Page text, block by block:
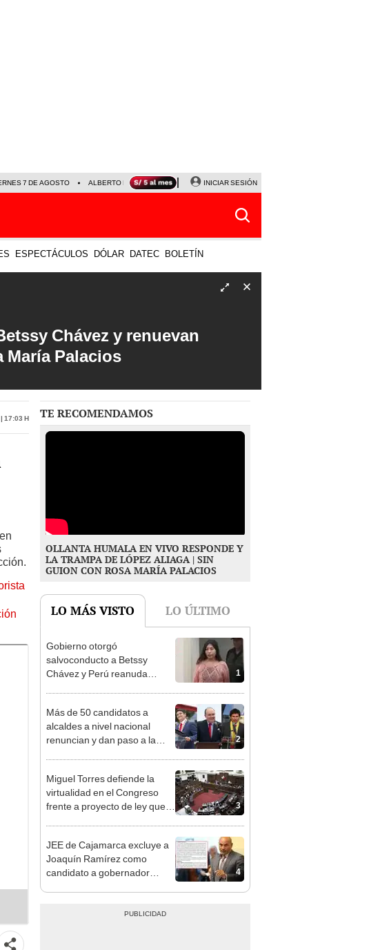
7 DE AGOSTO ALBERTO BENAVIDES NALDY SALDAÑA
INICIAR SESIÓN
ESPECTÁCULOS DÓLAR DATEC BOLETÍN
Chávez y renuevan
María Palacios
17:03 h TE RECOMENDAMOS
OLLANTA HUMALA EN VIVO RESPONDE Y
LA TRAMPA DE LÓPEZ ALIAGA | SIN
GUION CON ROSA MARÍA PALACIOS
LO MÁS VISTO LO ÚLTIMO
1
Gobierno otorgó
salvoconducto a Betssy
Chávez y Perú reanuda
2
Más de 50 candidatos a
alcaldes a nivel nacional
renuncian y dan paso a la
3
Miguel Torres defiende la
virtualidad en el Congreso
frente a proyecto de ley que
4
JEE de Cajamarca excluye a
Joaquín Ramírez como
candidato a gobernador